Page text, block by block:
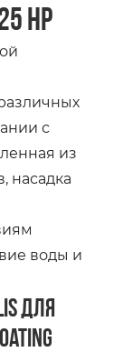
HP
с
из
насадка
воды и
для